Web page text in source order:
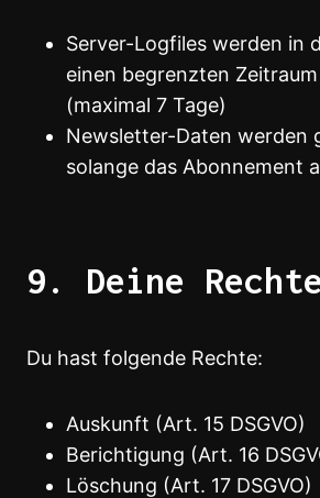
Server-Logfiles werden in
einen begrenzten
(maximal 7 Tage)
Newsletter-Daten werden
solange das Abonnement
9. Deine Rechte
Du hast folgende Rechte:
Auskunft (Art. 15 DSGVO)
Berichtigung (Art. 16
Löschung (Art. 17 DSGVO)